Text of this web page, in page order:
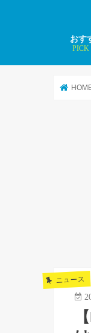
おす
PICK
ニュース